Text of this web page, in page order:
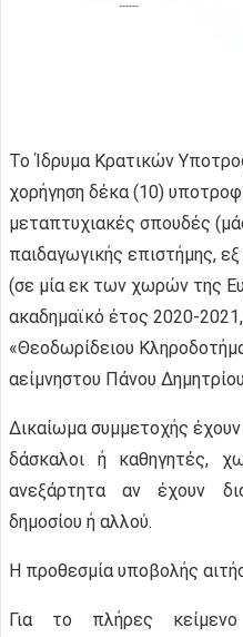
Το Ίδρυμα Κρατικών
χορήγηση δέκα (10)
μεταπτυχιακές σπουδές
παιδαγωγικής επιστήμης,
(σε μία εκ των χωρών της
ακαδημαϊκό έτος 2020-
«Θεοδωρίδειου
αείμνηστου Πάνου
Δικαίωμα συμμετοχής
δάσκαλοι ή καθηγητές,
ανεξάρτητα αν έχουν
δημοσίου ή αλλού.
H προθεσμία υποβολής
Για το πλήρες